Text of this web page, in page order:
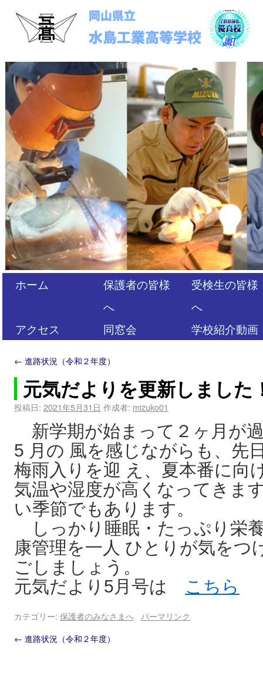
ホーム
保護者の皆様
へ
受検生の皆様
へ
アクセス
同窓会 学校紹介動画
← 進路状況（令和２年度）
元気だよりを更新しました
投稿日: 2021年5月31日 作成者: mizuko01
新学期が始まって２ヶ月が
5 月の 風を感じながらも、先
梅雨入りを迎 え、夏本番に向
気温や湿度が高くなってきま
い季節でもあります。
しっかり睡眠・たっぷり栄
康管理を一人 ひとりが気をつ
ごしましょう。
元気だより5月号は こちら
カテゴリー: 保護者のみなさまへ
パーマリンク
← 進路状況（令和２年度）